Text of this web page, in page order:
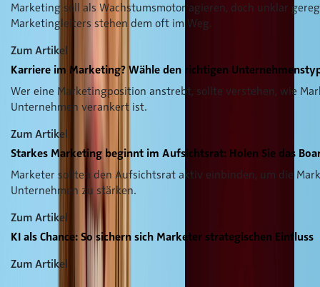
Marketing soll als Wachstumsmotor agieren, doch unklar
Marketingleiters stehen dem oft im Weg.
Zum Artikel
Karriere im Marketing? Wähle den richtigen
Wer eine Marketingposition anstrebt, sollte verstehen, wie
Unternehmen verankert ist.
Zum Artikel
Starkes Marketing beginnt im Aufsichtsrat: Holen Sie das
Marketer sollten den Aufsichtsrat aktiv einbinden, um die
Unternehmen zu stärken.
Zum Artikel
KI als Chance: So sichern sich Marketer strategischen Einfluss
Zum Artikel